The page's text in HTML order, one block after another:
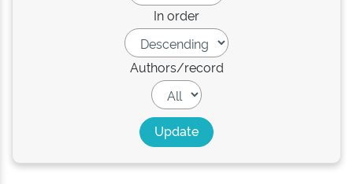
In order
Authors/record